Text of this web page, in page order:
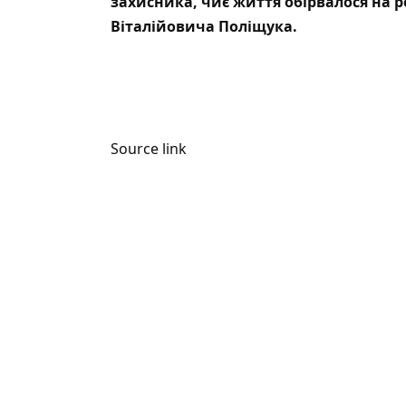
Віталійовича Поліщука.
Source link